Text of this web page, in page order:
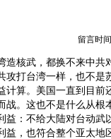
留言时
造核武，都换不来中共
攻打台湾一样，也不是
计算。美国一直到目前
战。这也不是什么从根
益：不给大陆对台动武
益，也符合整个亚太地